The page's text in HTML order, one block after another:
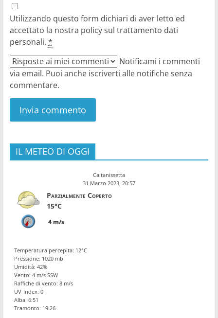
Utilizzando questo form dichiari di aver letto ed
accettato la nostra policy sul trattamento dati
personali. *
Notificami i commenti
via email. Puoi anche iscriverti alle notifiche senza
commentare.
IL METEO DI OGGI
Caltanissetta
31 Marzo 2023, 20:57
Parzialmente Coperto
15°C
4 m/s
Temperatura percepita: 12°C
Pressione: 1020 mb
Umidità: 42%
Vento: 4 m/s SSW
Raffiche di vento: 8 m/s
UV-Index: 0
Alba: 6:51
Tramonto: 19:26